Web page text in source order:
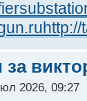
http://
за
2026, 09:27